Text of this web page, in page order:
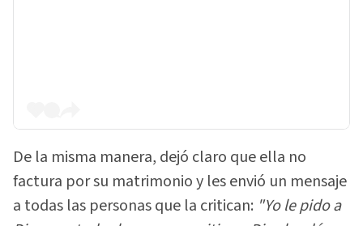
De la misma manera, dejó claro que ella no
factura por su matrimonio y les envió un mensaje
a todas las personas que la critican: "Yo le pido a